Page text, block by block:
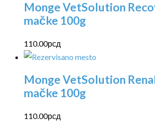
Monge VetSolution
mačke 100g
110.00рсд
Monge VetSolution
mačke 100g
110.00рсд